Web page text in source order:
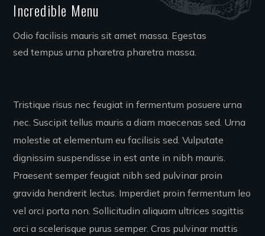
Incredible Menu
Odio facilisis mauris sit amet massa. Egestas
sed tempus urna pharetra pharetra massa.
Tristique risus nec feugiat in fermentum posuere urna
nec. Suscipit tellus mauris a diam maecenas sed. Urna
molestie at elementum eu facilisis sed. Vulputate
dignissim suspendisse in est ante in nibh mauris.
Praesent semper feugiat nibh sed pulvinar proin
gravida hendrerit lectus. Imperdiet proin fermentum leo
vel orci porta non. Sollicitudin aliquam ultrices sagittis
orci a scelerisque purus semper. Cras pulvinar mattis